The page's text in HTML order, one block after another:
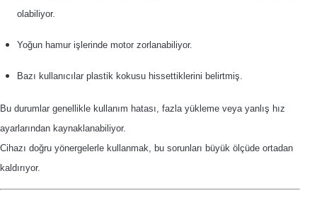
olabiliyor.
Yoğun hamur işlerinde motor zorlanabiliyor.
Bazı kullanıcılar plastik kokusu hissettiklerini belirtmiş.
Bu durumlar genellikle kullanım hatası, fazla yükleme veya yanlış hız
ayarlarından kaynaklanabiliyor.
Cihazı doğru yönergelerle kullanmak, bu sorunları büyük ölçüde ortadan
kaldırıyor.